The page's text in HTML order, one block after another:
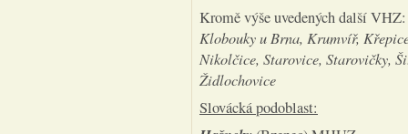
Kromě výše uvedených další
Klobouky u Brna, Krumvíř,
Nikolčice, Starovice, Starovičky,
Židlochovice
Slovácká podoblast: